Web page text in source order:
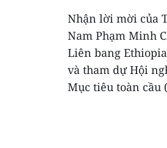
Nhận lời mời của
Nam Phạm Minh
Liên bang
và tham dự Hội
Mục tiêu toàn cầu